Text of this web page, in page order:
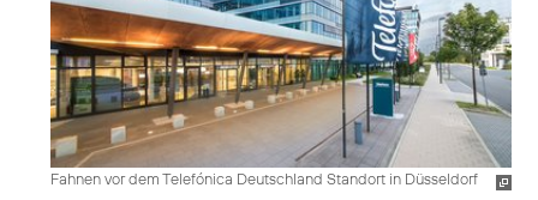
Fahnen vor dem Telefónica Deutschland Standort in Düsseldorf